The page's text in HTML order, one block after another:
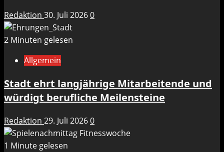
Redaktion 30. Juli 20260
2 Minuten gelesen
Allgemein
Stadt ehrt langjährige Mitarbeitende und
würdigt berufliche Meilensteine
Redaktion 29. Juli 20260
1 Minute gelesen